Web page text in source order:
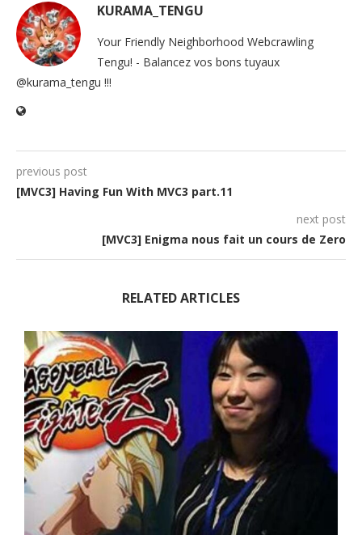
KURAMA_TENGU
Your Friendly Neighborhood Webcrawling
Tengu! - Balancez vos bons tuyaux
@kurama_tengu !!!
previous post
[MVC3] Having Fun With MVC3 part.11
next post
[MVC3] Enigma nous fait un cours de Zero
RELATED ARTICLES